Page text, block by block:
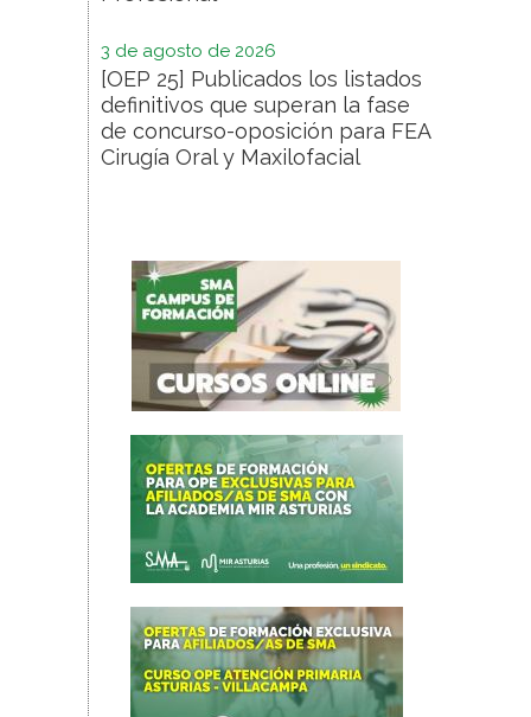
3 de agosto de 2026
[OEP 25] Publicados los listados
definitivos que superan la fase
de concurso-oposición para FEA
Cirugía Oral y Maxilofacial